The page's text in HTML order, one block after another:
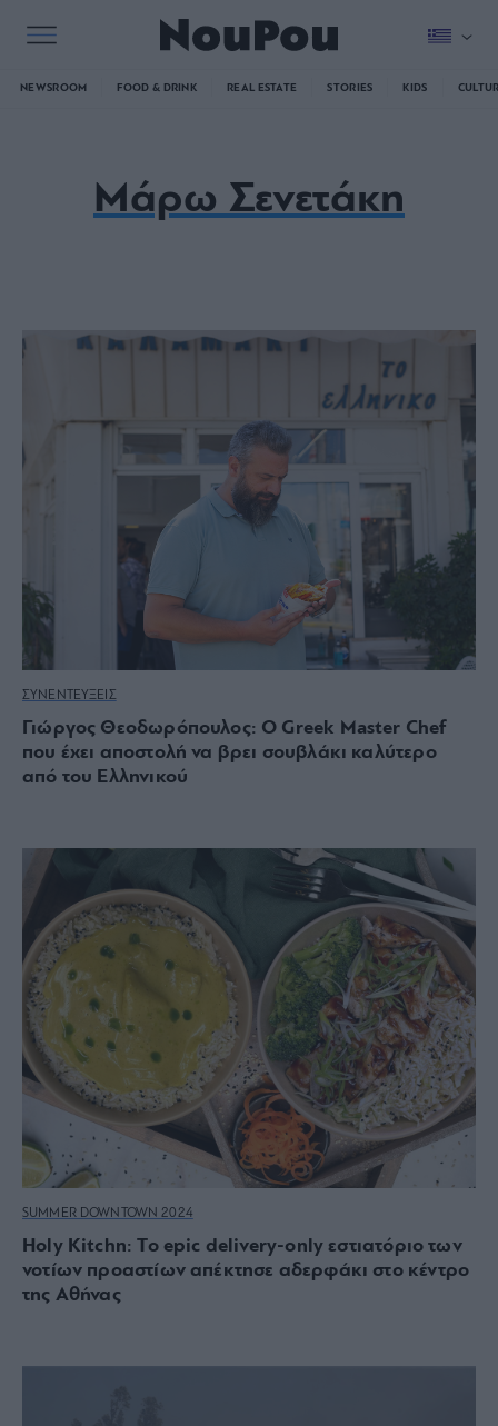
NEWSROOM FOOD & DRINK REAL ESTATE STORIES KIDS
Μάρω Σενετάκη
ΣΥΝΕΝΤΕΥΞΕΙΣ
Γιώργος Θεοδωρόπουλος: Ο Greek Master Chef
που έχει αποστολή να βρει σουβλάκι καλύτερο
από του Ελληνικού
SUMMER DOWNTOWN 2024
Holy Kitchn: Το epic delivery-only εστιατόριο των
νοτίων προαστίων απέκτησε αδερφάκι στο κέντρο
της Αθήνας